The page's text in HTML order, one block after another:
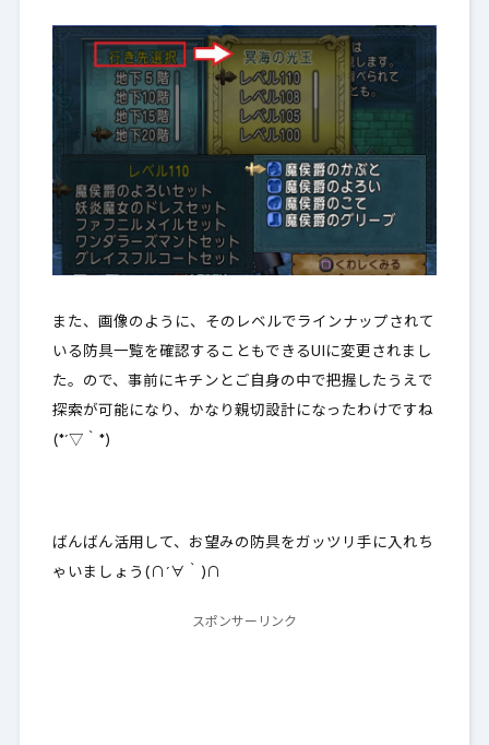
また、画像のように、そのレベルでラインナップされて
いる 防具一覧を確認することもできるUIに変更されまし
た。ので、事前にキチンとご自身の中で把握したうえで
探索が可能になり、かなり親切設計になったわけですね
(*´▽｀*)
ばんばん活用して、お望みの防具をガッツリ手に入れち
ゃいましょう(∩´∀｀)∩
スポンサーリンク